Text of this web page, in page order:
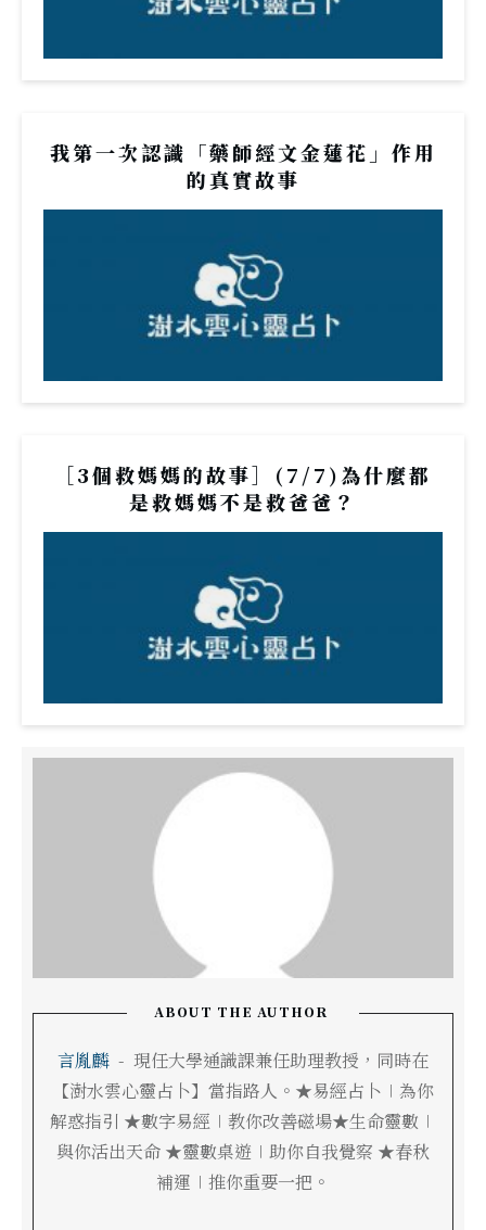
我第一次認識「藥師經文金蓮花」作用
的真實故事
［3個救媽媽的故事］(7/7)為什麼都
是救媽媽不是救爸爸？
ABOUT THE AUTHOR
言胤麟 - 現任大學通識課兼任助理教授，同時在
【澍水雲心靈占卜】當指路人。★易經占卜∣為你
解惑指引 ★數字易經∣教你改善磁場★生命靈數∣
與你活出天命 ★靈數桌遊∣助你自我覺察 ★春秋
補運∣推你重要一把。